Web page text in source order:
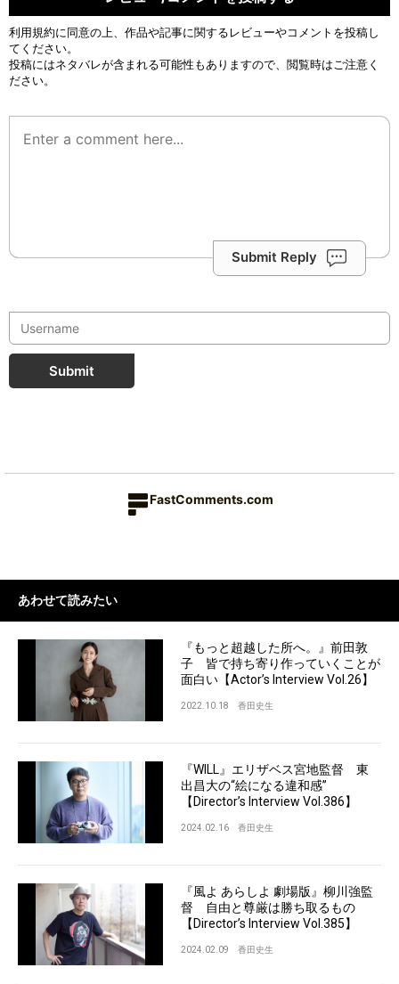
利用規約に同意の上、作品や記事に関するレビューやコメントを投稿し
てください。
投稿にはネタバレが含まれる可能性もありますので、閲覧時はご注意く
ださい。
Submit Reply
Submit
FastComments.com
あわせて読みたい
『もっと超越した所へ。』前田敦
子 皆で持ち寄り作っていくことが
面白い【Actor’s Interview Vol.26】
2022.10.18 香田史生
『WILL』エリザベス宮地監督 東
出昌大の“絵になる違和感”
【Director’s Interview Vol.386】
2024.02.16 香田史生
『風よ あらしよ 劇場版』柳川強監
督 自由と尊厳は勝ち取るもの
【Director’s Interview Vol.385】
2024.02.09 香田史生